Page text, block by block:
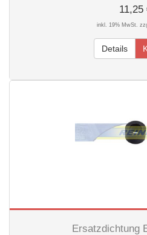
11,25
inkl. 19% MwSt.
Details
Ersatzdichtung